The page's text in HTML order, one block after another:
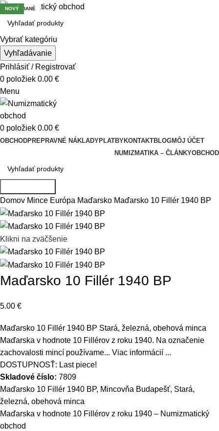
Vybrať kategóriu
Vyhľadávanie
Prihlásiť / Registrovať
0 položiek 0.00 €
Menu
0 položiek 0.00 €
OBCHODPREPRAVNÉ NÁKLADYPLATBYKONTAKTBLOGMÔJ ÚČET
NUMIZMATIKA – ČLÁNKYOBCHOD
Domov Mince Európa Maďarsko Maďarsko 10 Fillér 1940 BP
Klikni na zväčšenie
Maďarsko 10 Fillér 1940 BP
5.00 €
Maďarsko 10 Fillér 1940 BP Stará, železná, obehová minca
Maďarska v hodnote 10 Fillérov z roku 1940. Na označenie
zachovalosti mincí používame... Viac informácií ...
DOSTUPNOSŤ: Last piece!
Skladové číslo: 7809
Maďarsko 10 Fillér 1940 BP, Mincovňa Budapešť, Stará,
železná, obehová minca
Maďarska v hodnote 10 Fillérov z roku 1940 – Numizmatický
obchod
VYPREDANÉ
NOVÝ